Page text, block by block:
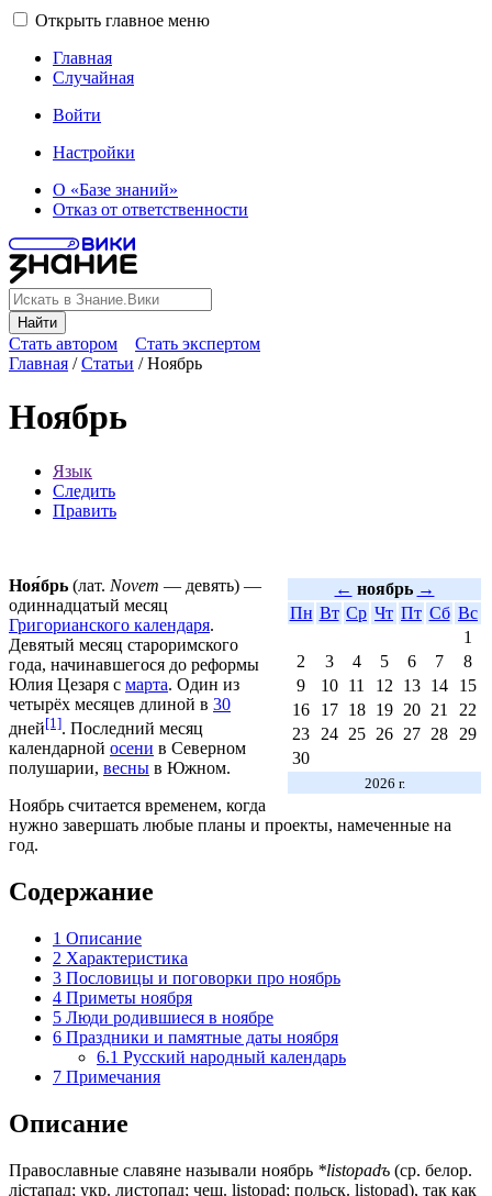
Открыть главное меню
Главная
Случайная
Войти
Настройки
О «Базе знаний»
Отказ от ответственности
Найти
Стать автором
Стать экспертом
Главная /Статьи /Ноябрь
Ноябрь
Язык
Следить
Править
← ноябрь →
Пн Вт Ср Чт Пт Сб Вс
1
2
3 4 5 6 7
8
9
10 11 12 13 14
15
16
17 18 19 20 21
22
23
24 25 26 27 28
29
30
2026 г.
Ноя́брь (лат. Novem — девять) —
одиннадцатый месяц
Григорианского календаря.
Девятый месяц староримского
года, начинавшегося до реформы
Юлия Цезаря с марта. Один из
четырёх месяцев длиной в 30
дней[1]. Последний месяц
календарной осени в Северном
полушарии, весны в Южном.
Ноябрь считается временем, когда
нужно завершать любые планы и проекты, намеченные на
год.
Содержание
1 Описание
2 Характеристика
3 Пословицы и поговорки про ноябрь
4 Приметы ноября
5 Люди родившиеся в ноябре
6 Праздники и памятные даты ноября
6.1 Русский народный календарь
7 Примечания
Описание
Православные славяне называли ноябрь *listopadъ (ср. белор.
лістапад; укр. листопад; чеш. listopad; польск. listopad), так как